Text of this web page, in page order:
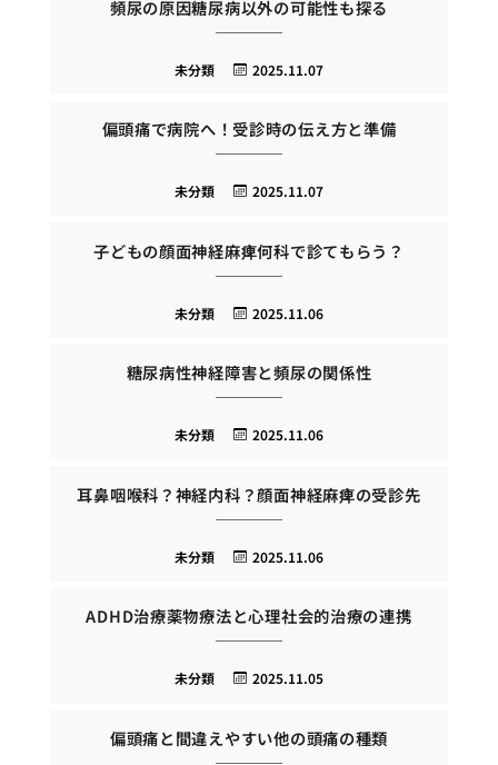
頻尿の原因糖尿病以外の可能性も探る
2025.11.07
未分類
偏頭痛で病院へ！受診時の伝え方と準備
2025.11.07
未分類
子どもの顔面神経麻痺何科で診てもらう？
2025.11.06
未分類
糖尿病性神経障害と頻尿の関係性
2025.11.06
未分類
耳鼻咽喉科？神経内科？顔面神経麻痺の受診先
2025.11.06
未分類
ADHD治療薬物療法と心理社会的治療の連携
2025.11.05
未分類
偏頭痛と間違えやすい他の頭痛の種類